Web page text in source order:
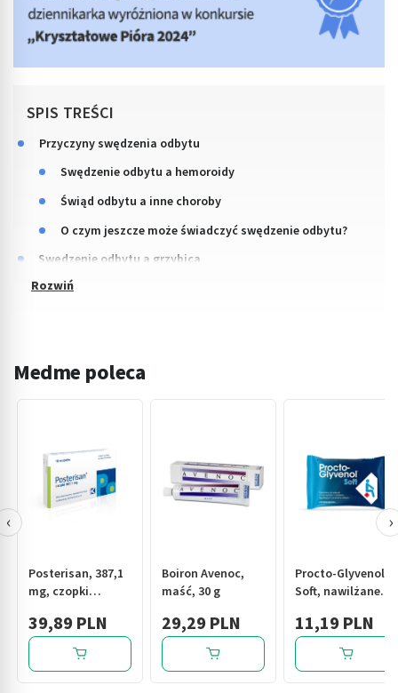
SPIS TREŚCI
Przyczyny swędzenia odbytu
Swędzenie odbytu a hemoroidy
Świąd odbytu a inne choroby
O czym jeszcze może świadczyć swędzenie odbytu?
Swędzenie odbytu a grzybica
Medme poleca
Posterisan, 387,1
mg, czopki
szt.
39,89 PLN
Boiron Avenoc,
maść, 30 g
29,29 PLN
Procto-Glyvenol
Soft, nawilżane
osób z
hemoroidami, 30
szt.
11,19 PLN
‹ ›